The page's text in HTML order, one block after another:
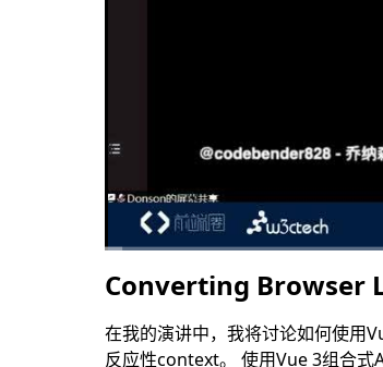
43:41
Converting Browser
在我的演讲中，我将讨论如何使用
反应性context。 使用Vue 3组合式